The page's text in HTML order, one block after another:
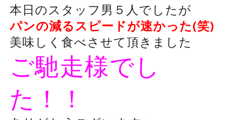
本日のスタッフ男５人でしたが
パンの減るスピードが速かった(笑)
美味しく食べさせて頂きました
ご馳走様でし
た！！